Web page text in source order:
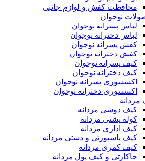
محافظت کفش و لوازم جانبی
نوجوان
لباس پسرانه نوجوان
لباس دخترانه نوجوان
کفش پسرانه نوجوان
کفش دخترانه نوجوان
کیف پسرانه نوجوان
کیف دخترانه نوجوان
اکسسوری پسرانه نوجوان
اکسسوری دخترانه نوجوان
مردانه
کیف دوشی مردانه
کوله پشتی مردانه
کیف اداری مردانه
کیف پاسپورتی و دستی مردانه
کیف کمری مردانه
جاکارتی و کیف پول مردانه